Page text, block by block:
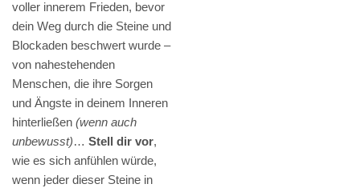
voller innerem Frieden, bevor
dein Weg durch die Steine und
Blockaden beschwert wurde –
von nahestehenden
Menschen, die ihre Sorgen
und Ängste in deinem Inneren
hinterließen (wenn auch
unbewusst)… Stell dir vor,
wie es sich anfühlen würde,
wenn jeder dieser Steine in